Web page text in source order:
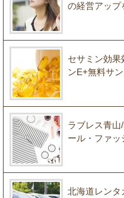
の経営アップ
セサミン効果
ンE+無料サ
ラブレス青山
ール・ファッ
北海道レンタ